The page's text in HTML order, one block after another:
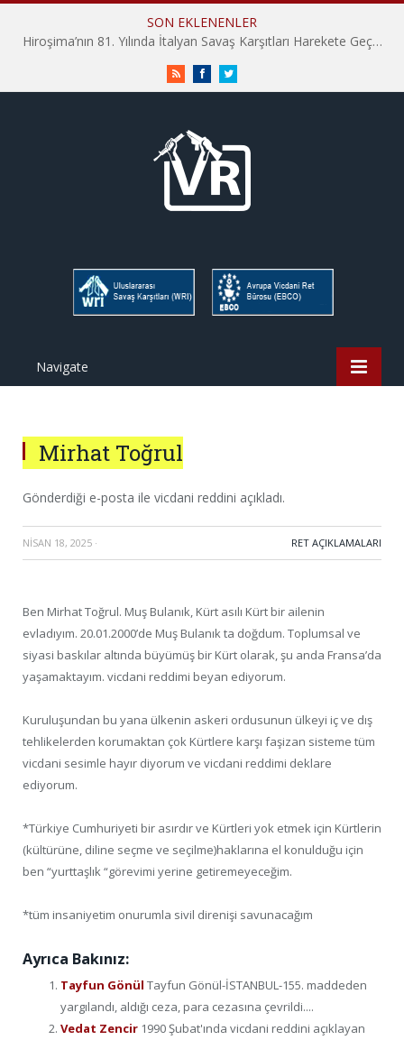
SON EKLENENLER
Hiroşima’nın 81. Yılında İtalyan Savaş Karşıtları Harekete Geçti: “Hatırlamak yeterli değil”
RSS FacebookTwitter
Navigate
Mirhat Toğrul
Gönderdiği e-posta ile vicdani reddini açıkladı.
NISAN 18, 2025 · RET AÇIKLAMALARI
Ben Mirhat Toğrul. Muş Bulanık, Kürt asılı Kürt bir ailenin
evladıyım. 20.01.2000’de Muş Bulanık ta doğdum. Toplumsal ve
siyasi baskılar altında büyümüş bir Kürt olarak, şu anda Fransa’da
yaşamaktayım. vicdani reddimi beyan ediyorum.
Kuruluşundan bu yana ülkenin askeri ordusunun ülkeyi iç ve dış
tehlikelerden korumaktan çok Kürtlere karşı faşizan sisteme tüm
vicdani sesimle hayır diyorum ve vicdani reddimi deklare
ediyorum.
*Türkiye Cumhuriyeti bir asırdır ve Kürtleri yok etmek için Kürtlerin
(kültürüne, diline seçme ve seçilme)haklarına el konulduğu için
ben “yurttaşlık “görevimi yerine getiremeyeceğim.
*tüm insaniyetim onurumla sivil direnişi savunacağım
Ayrıca Bakınız:
Tayfun Gönül Tayfun Gönül-İSTANBUL-155. maddeden
yargılandı, aldığı ceza, para cezasına çevrildi....
Vedat Zencir 1990 Şubat'ında vicdani reddini açıklayan